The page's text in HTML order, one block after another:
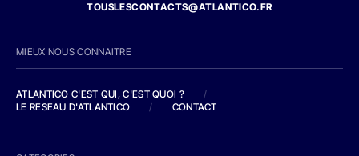
TOUSLESCONTACTS@ATLANTICO.FR
MIEUX NOUS CONNAITRE
ATLANTICO C'EST QUI, C'EST QUOI ?
/
LE RESEAU D'ATLANTICO
/ CONTACT